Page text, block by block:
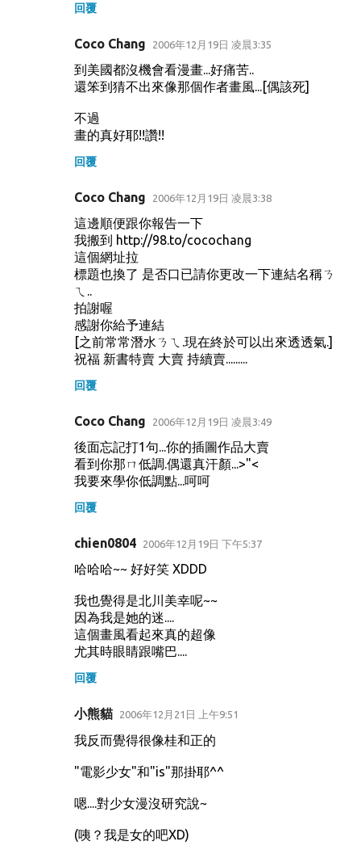
回覆
Coco Chang 2006年12月19日 凌晨3:35
到美國都沒機會看漫畫...好痛苦..
還笨到猜不出來像那個作者畫風...[偶該死]
不過
畫的真好耶!!讚!!
回覆
Coco Chang 2006年12月19日 凌晨3:38
這邊順便跟你報告一下
我搬到 http://98.to/cocochang
這個網址拉
標題也換了 是否口已請你更改一下連結名稱ㄋ
ㄟ..
拍謝喔
感謝你給予連結
[之前常常潛水ㄋㄟ.現在終於可以出來透透氣.]
祝福 新書特賣 大賣 持續賣.........
回覆
Coco Chang 2006年12月19日 凌晨3:49
後面忘記打1句...你的插圖作品大賣
看到你那ㄇ低調.偶還真汗顏...>"<
我要來學你低調點...呵呵
回覆
chien0804 2006年12月19日 下午5:37
哈哈哈~~ 好好笑 XDDD
我也覺得是北川美幸呢~~
因為我是她的迷....
這個畫風看起來真的超像
尤其時眼睛跟嘴巴....
回覆
小熊貓 2006年12月21日 上午9:51
我反而覺得很像桂和正的
"電影少女"和"is"那掛耶^^
嗯....對少女漫沒研究說~
(咦？我是女的吧XD)